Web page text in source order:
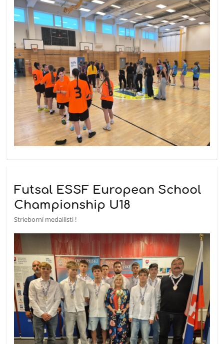
Futsal ESSF European School
Championship U18
Strieborní medailisti !